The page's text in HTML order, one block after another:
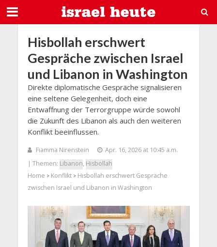
Hisbollah erschwert
Gespräche zwischen Israel
und Libanon in Washington
Direkte diplomatische Gespräche signalisieren
eine seltene Gelegenheit, doch eine
Entwaffnung der Terrorgruppe würde sowohl
die Zukunft des Libanon als auch den weiteren
Konflikt beeinflussen.
Fiamma Nirenstein
Apr. 16, 2026 at 10:45 a.m.
| Themen: Libanon, Hisbollah
Home > Konflikt> Hisbollah erschwert Gespräche
zwischen Israel und Libanon in Washington